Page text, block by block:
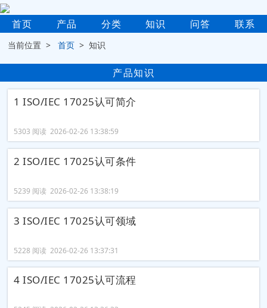
首页 产品 分类 知识 问答 联系
当前位置 >首页 > 知识
产品知识
1 ISO/IEC 17025认可简介
5303 阅读 2026-02-26 13:38:59
2 ISO/IEC 17025认可条件
5239 阅读 2026-02-26 13:38:19
3 ISO/IEC 17025认可领域
5228 阅读 2026-02-26 13:37:31
4 ISO/IEC 17025认可流程